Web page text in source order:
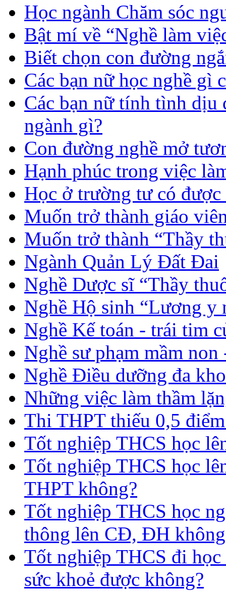
Học ngành Chăm sóc
Bật mí về “Nghề làm
Biết chọn con đường
Các bạn nữ học nghề gì
Các bạn nữ tính tình dịu
ngành gì?
Con đường nghề mở
Hạnh phúc trong việc
Học ở trường tư có
Muốn trở thành giáo
Muốn trở thành “Thầy
Ngành Quản Lý Đất Đai
Nghề Dược sĩ “Thầy
Nghề Hộ sinh “Lương y
Nghề Kế toán - trái tim
Nghề sư phạm mầm
Nghề Điều dưỡng đa
Những việc làm thầm
Thi THPT thiếu 0,5
Tốt nghiệp THCS học
Tốt nghiệp THCS học
THPT không?
Tốt nghiệp THCS học
thông lên CĐ, ĐH
Tốt nghiệp THCS đi học
sức khoẻ được không?